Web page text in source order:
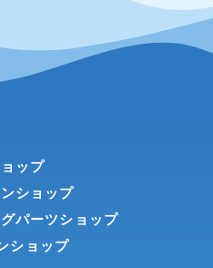
ップ
ショップ
パーツショップ
ショップ